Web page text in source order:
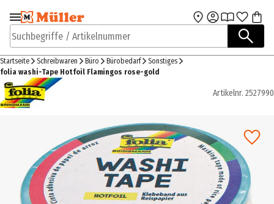
Zur Navigation
springen
Zum Hauptinhalt
Suchbegriffe / Artikelnummer
Startseite Schreibwaren Büro Bürobedarf
Sonstiges
folia washi-Tape Hotfoil Flamingos rose-gold
Artikelnr. 2527990